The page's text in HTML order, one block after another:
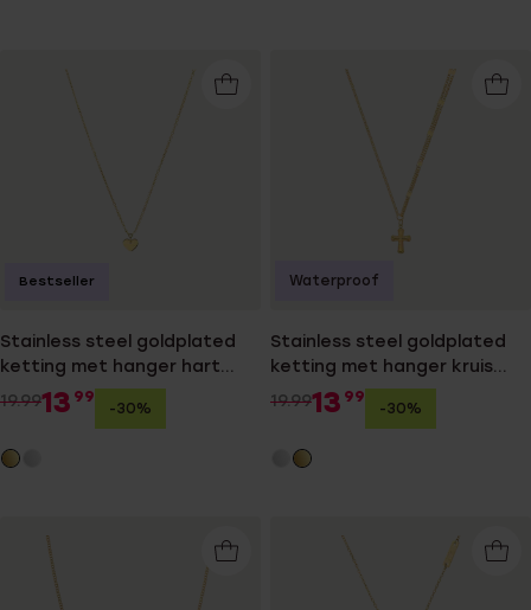
Stainless steel goldplated
ketting met hanger hart
met zirkonia voor dames
19.9913 99
-30%
Bestseller
Stainless steel goldplated
ketting met hanger kruis
voor dames
19.9913 99
-30%
Waterproof